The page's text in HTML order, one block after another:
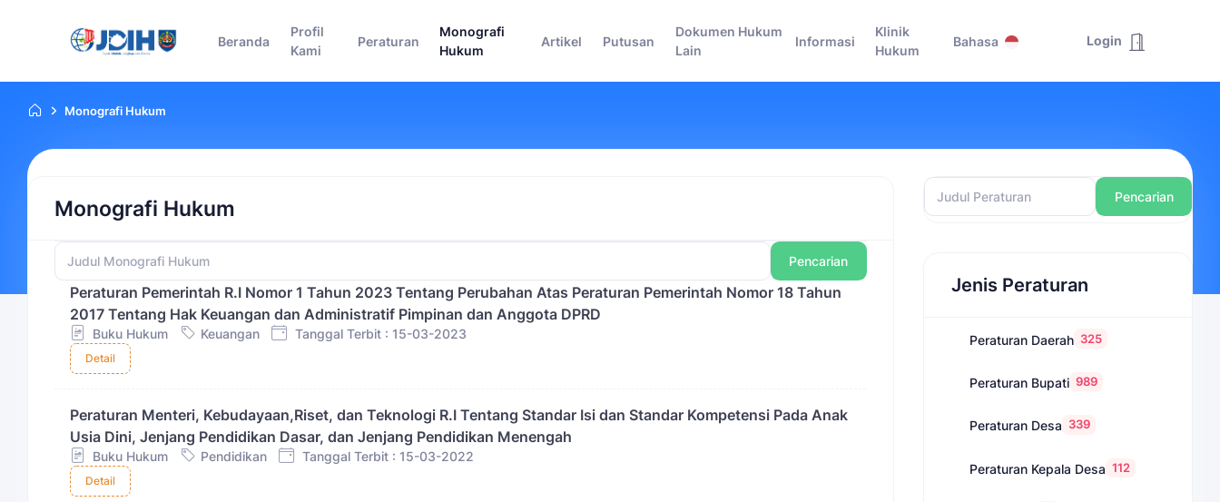
Beranda
Profil
Kami
Peraturan
Monografi
Hukum
Artikel Putusan
Dokumen Hukum
Lain
Informasi
Klinik
Hukum
Bahasa Login
Monografi Hukum
Monografi Hukum
Pencarian
Peraturan Pemerintah R.I Nomor 1 Tahun 2023 Tentang Perubahan Atas Peraturan Pemerintah Nomor 18 Tahun
2017 Tentang Hak Keuangan dan Administratif Pimpinan dan Anggota DPRD
Buku Hukum Keuangan Tanggal Terbit : 15-03-2023
Detail
Peraturan Menteri, Kebudayaan,Riset, dan Teknologi R.I Tentang Standar Isi dan Standar Kompetensi Pada Anak
Usia Dini, Jenjang Pendidikan Dasar, dan Jenjang Pendidikan Menengah
Buku Hukum Pendidikan Tanggal Terbit : 15-03-2022
Detail
Pencarian
Jenis Peraturan
Peraturan Daerah 325
Peraturan Bupati 989
Peraturan Desa 339
Peraturan Kepala Desa 112